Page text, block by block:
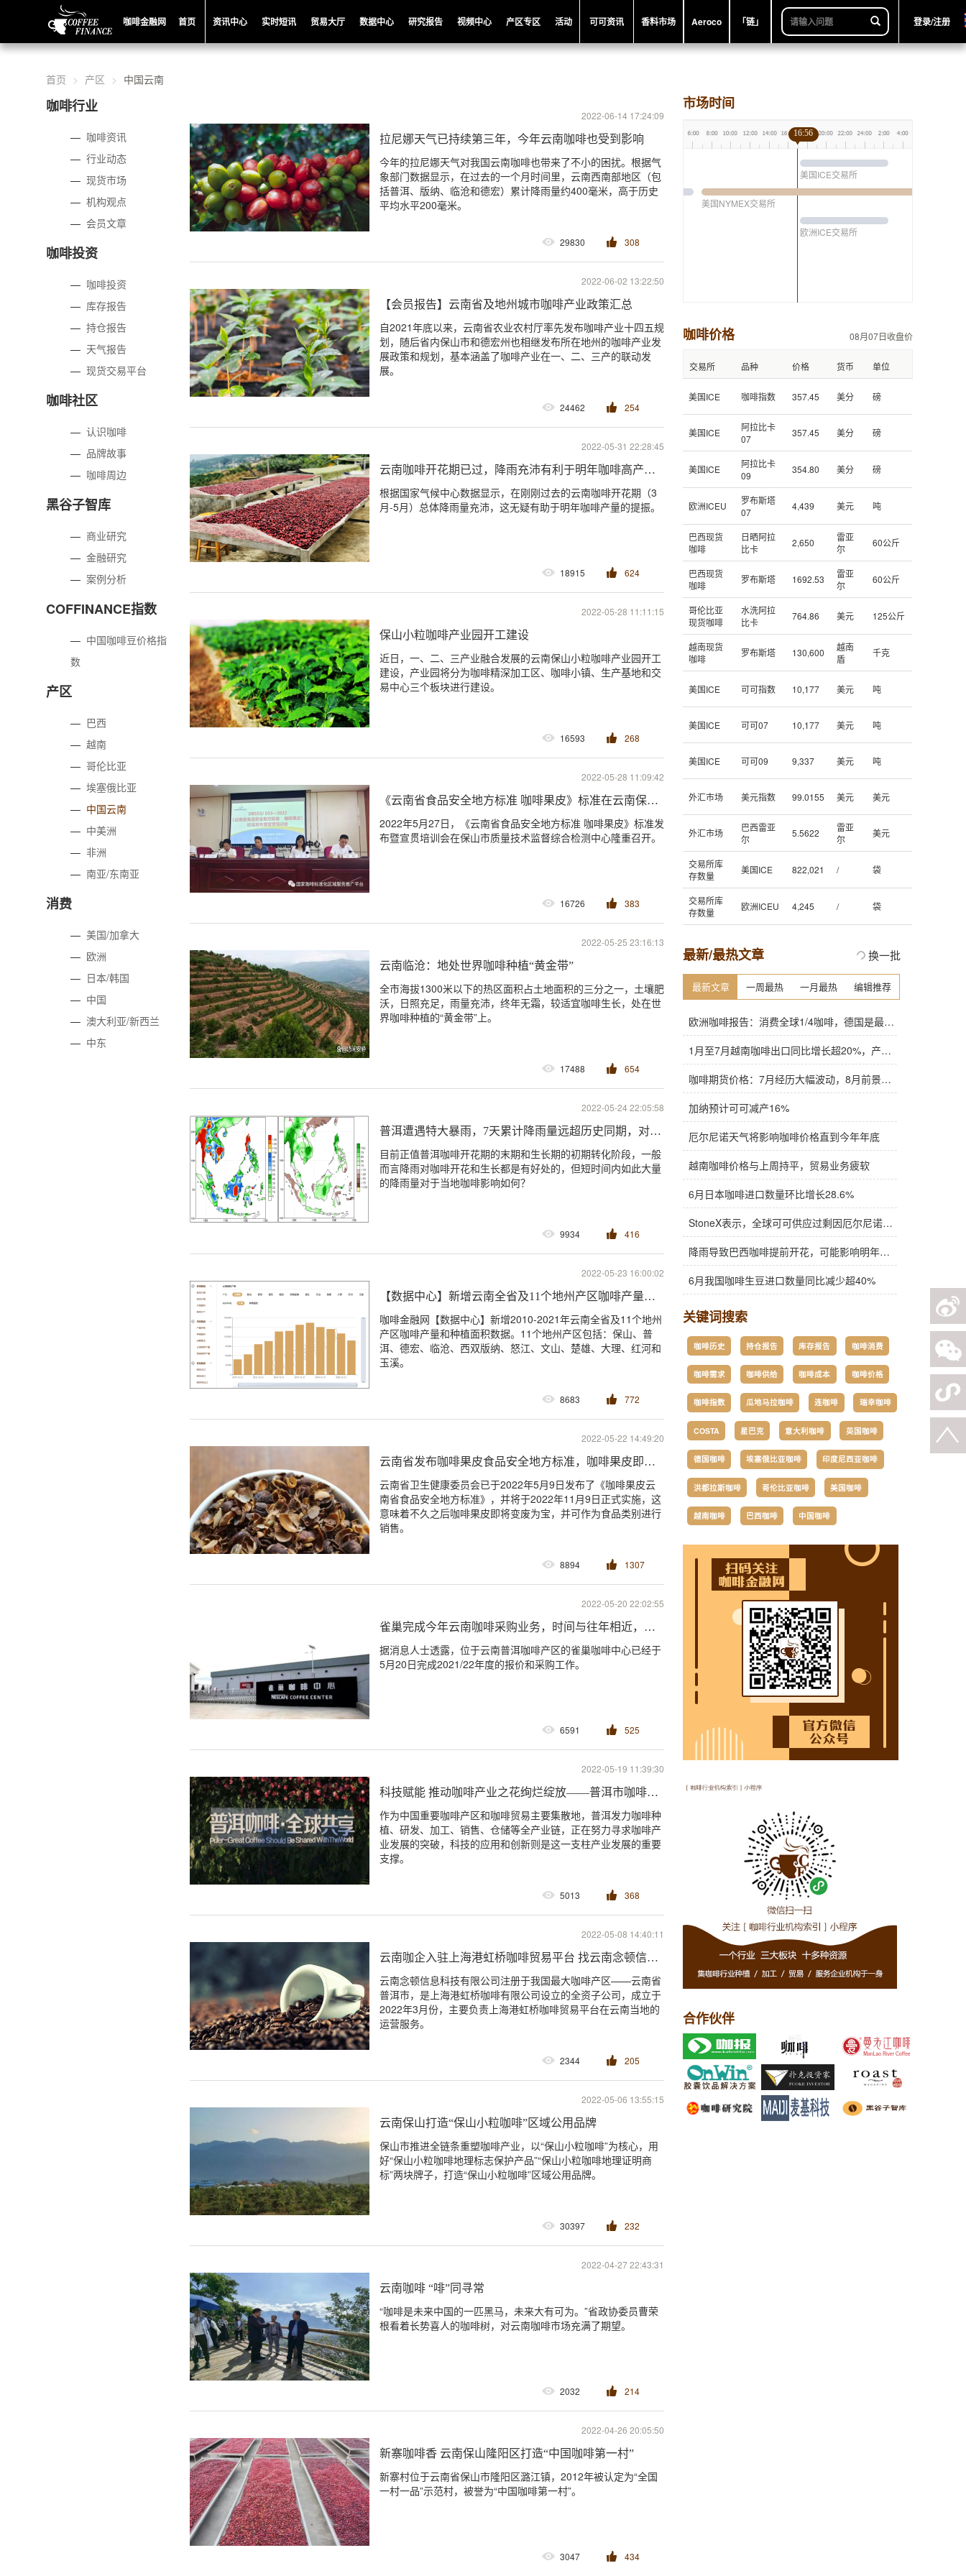
咖啡金融网 首页 资讯中心 实时短讯 贸易大厅 数据中心 研究报告 视频中心 产区专区 活动 可可资讯 香料市场 Aeroco 「链」 登录/注册
首页 产区 中国云南
咖啡行业
— 咖啡资讯
—行业动态
—现货市场
—机构观点
—会员文章
咖啡投资
— 咖啡投资
— 库存报告
—持仓报告
— 天气报告
—现货交易平台
咖啡社区
—认识咖啡
— 品牌故事
— 咖啡周边
黑谷子智库
— 商业研究
—金融研究
—案例分析
COFFINANCE指数
— 中国咖啡豆价格指
数
产区
— 巴西
—越南
—哥伦比亚
—埃塞俄比亚
— 中国云南
— 中美洲
—非洲
—南亚/东南亚
消费
—美国/加拿大
— 欧洲
— 日本/韩国
— 中国
— 澳大利亚/新西兰
— 中东
2022-06-14 17:24:09
拉尼娜天气已持续第三年，今年云南咖啡也受到影响
今年的拉尼娜天气对我国云南咖啡也带来了不小的困扰。根据气
象部门数据显示，在过去的一个月时间里，云南西南部地区（包
括普洱、版纳、临沧和德宏）累计降雨量约400毫米，高于历史
平均水平200毫米。
29830 308
2022-06-02 13:22:50
【会员报告】云南省及地州城市咖啡产业政策汇总
自2021年底以来，云南省农业农村厅率先发布咖啡产业十四五规
划，随后省内保山市和德宏州也相继发布所在地州的咖啡产业发
展政策和规划，基本涵盖了咖啡产业在一、二、三产的联动发
展。
24462 254
2022-05-31 22:28:45
云南咖啡开花期已过，降雨充沛有利于明年咖啡高产，预计有望达12.5万吨
根据国家气候中心数据显示，在刚刚过去的云南咖啡开花期（3
月-5月）总体降雨量充沛，这无疑有助于明年咖啡产量的提振。
18915 624
2022-05-28 11:11:15
保山小粒咖啡产业园开工建设
近日，一、二、三产业融合发展的云南保山小粒咖啡产业园开工
建设，产业园将分为咖啡精深加工区、咖啡小镇、生产基地和交
易中心三个板块进行建设。
16593 268
2022-05-28 11:09:42
《云南省食品安全地方标准 咖啡果皮》标准在云南保山隆重发布
2022年5月27日，《云南省食品安全地方标准 咖啡果皮》标准发
布暨宣贯培训会在保山市质量技术监督综合检测中心隆重召开。
16726 383
2022-05-25 23:16:13
云南临沧：地处世界咖啡种植“黄金带”
全市海拔1300米以下的热区面积占土地面积的三分之一，土壤肥
沃，日照充足，雨量充沛，终年无霜，较适宜咖啡生长，处在世
界咖啡种植的“黄金带”上。
17488 654
2022-05-24 22:05:58
普洱遭遇特大暴雨，7天累计降雨量远超历史同期，对咖啡庄园影响如何？
目前正值普洱咖啡开花期的末期和生长期的初期转化阶段，一般
而言降雨对咖啡开花和生长都是有好处的，但短时间内如此大量
的降雨量对于当地咖啡影响如何？
9934 416
2022-05-23 16:00:02
【数据中心】新增云南全省及11个地州产区咖啡产量和种植面积数据
咖啡金融网【数据中心】新增2010-2021年云南全省及11个地州
产区咖啡产量和种植面积数据。11个地州产区包括：保山、普
洱、德宏、临沧、西双版纳、怒江、文山、楚雄、大理、红河和
玉溪。
8683 772
2022-05-22 14:49:20
云南省发布咖啡果皮食品安全地方标准，咖啡果皮即将变废为宝，或大幅增加咖农收益
云南省卫生健康委员会已于2022年5月9日发布了《咖啡果皮云
南省食品安全地方标准》，并将于2022年11月9日正式实施，这
意味着不久之后咖啡果皮即将变废为宝，并可作为食品类别进行
销售。
8894 1307
2022-05-20 22:02:55
雀巢完成今年云南咖啡采购业务，时间与往年相近，但升贴水价格较去年略有下滑
据消息人士透露，位于云南普洱咖啡产区的雀巢咖啡中心已经于
5月20日完成2021/22年度的报价和采购工作。
6591 525
2022-05-19 11:39:30
科技赋能 推动咖啡产业之花绚烂绽放——普洱市咖啡产业发展观
作为中国重要咖啡产区和咖啡贸易主要集散地，普洱发力咖啡种
植、研发、加工、销售、仓储等全产业链，正在努力寻求咖啡产
业发展的突破，科技的应用和创新则是这一支柱产业发展的重要
支撑。
5013 368
2022-05-08 14:40:11
云南咖企入驻上海港虹桥咖啡贸易平台 找云南念顿信息科技
云南念顿信息科技有限公司注册于我国最大咖啡产区——云南省
普洱市，是上海港虹桥咖啡有限公司设立的全资子公司，成立于
2022年3月份，主要负责上海港虹桥咖啡贸易平台在云南当地的
运营服务。
2344 205
2022-05-06 13:55:15
云南保山打造“保山小粒咖啡”区域公用品牌
保山市推进全链条重塑咖啡产业，以“保山小粒咖啡”为核心，用
好“保山小粒咖啡地理标志保护产品”“保山小粒咖啡地理证明商
标”两块牌子，打造“保山小粒咖啡”区域公用品牌。
30397 232
2022-04-27 22:43:31
云南咖啡 “啡”同寻常
“咖啡是未来中国的一匹黑马，未来大有可为。”省政协委员曹荣
根看着长势喜人的咖啡树，对云南咖啡市场充满了期望。
2032 214
2022-04-26 20:05:50
新寨咖啡香 云南保山隆阳区打造“中国咖啡第一村”
新寨村位于云南省保山市隆阳区潞江镇，2012年被认定为“全国
一村一品”示范村，被誉为“中国咖啡第一村”。
3047 434
市场时间
美国ICE交易所
美国NYMEX交易所
欧洲ICE交易所
16:56
咖啡价格 08月07日收盘价
交易所 品种 价格 货币 单位
美国ICE 咖啡指数 357.45 美分 磅
美国ICE
阿拉比卡
07
357.45 美分 磅
美国ICE
阿拉比卡
09
354.80 美分 磅
欧洲ICEU
罗布斯塔
07
4,439 美元 吨
巴西现货
咖啡
日晒阿拉
比卡
2,650
雷亚
尔
60公斤
巴西现货
咖啡
罗布斯塔 1692.53
雷亚
尔
60公斤
哥伦比亚
现货咖啡
水洗阿拉
比卡
764.86 美元 125公斤
越南现货
咖啡
罗布斯塔 130,600
越南
盾
千克
美国ICE 可可指数 10,177 美元 吨
美国ICE 可可07 10,177 美元 吨
美国ICE 可可09 9,337 美元 吨
外汇市场 美元指数 99.0155 美元 美元
外汇市场
巴西雷亚
尔
5.5622
雷亚
尔
美元
交易所库
存数量
美国ICE 822,021 / 袋
交易所库
存数量
欧洲ICEU 4,245 / 袋
最新/最热文章 换一批
最新文章 一周最热 一月最热 编辑推荐
欧洲咖啡报告：消费全球1/4咖啡，德国是最大进口国，意大利在烘焙咖啡生产中领先
1月至7月越南咖啡出口同比增长超20%，产量也将是过去四年来最高
咖啡期货价格：7月经历大幅波动，8月前景依旧不明朗
加纳预计可可减产16%
厄尔尼诺天气将影响咖啡价格直到今年年底
越南咖啡价格与上周持平，贸易业务疲软
6月日本咖啡进口数量环比增长28.6%
StoneX表示，全球可可供应过剩因厄尔尼诺而萎缩
降雨导致巴西咖啡提前开花，可能影响明年产量，造成近期价格波动极不稳定
6月我国咖啡生豆进口数量同比减少超40%
关键词搜索
咖啡历史 持仓报告 库存报告 咖啡消费
咖啡需求 咖啡供给 咖啡成本 咖啡价格
咖啡指数 瓜地马拉咖啡 连咖啡 瑞幸咖啡
COSTA 星巴克 意大利咖啡 英国咖啡
德国咖啡 埃塞俄比亚咖啡 印度尼西亚咖啡
洪都拉斯咖啡 哥伦比亚咖啡 美国咖啡
越南咖啡 巴西咖啡 中国咖啡
合作伙伴